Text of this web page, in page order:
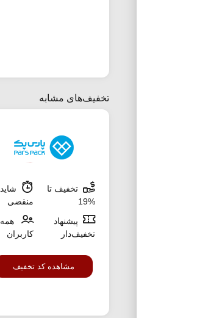
تخفیف‌های مشابه
تخفیف تا
%19
شاید
منقضی
پیشنهاد
تخفیف‌دار
همه
کاربران
مشاهده کد تخفیف